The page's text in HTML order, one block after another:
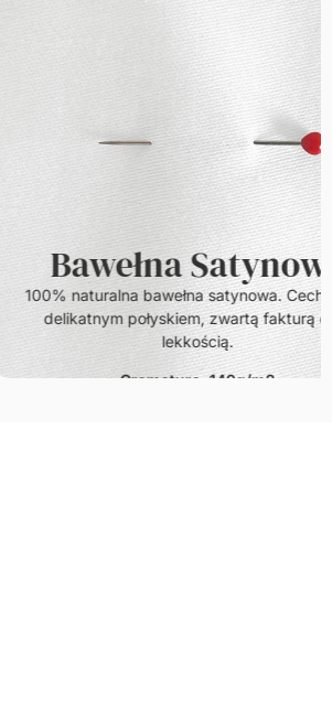
Satynowa
bawełna satynowa. Cechuje się
połyskiem, zwartą fakturą oraz
Gramatura: 140g/m2